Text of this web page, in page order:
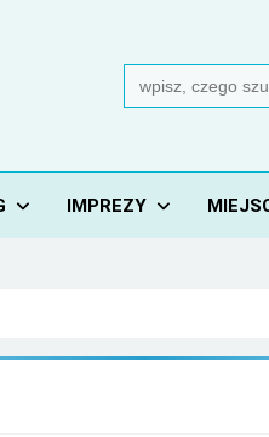
Search
for:
IMPREZY